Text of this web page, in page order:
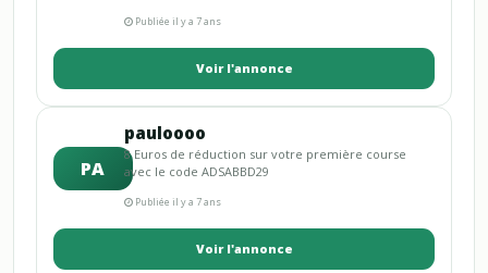
Publiée il y a 7 ans
Voir l'annonce
PA
pauloooo
8 Euros de réduction sur votre première course
avec le code ADSABBD29
Publiée il y a 7 ans
Voir l'annonce